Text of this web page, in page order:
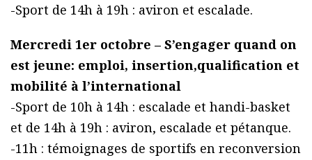
-Sport de 14h à 19h : aviron et escalade.
Mercredi 1er octobre – S’engager quand on
est jeune: emploi, insertion,qualification et
mobilité à l’international
-Sport de 10h à 14h : escalade et handi-basket
et de 14h à 19h : aviron, escalade et pétanque.
-11h : témoignages de sportifs en reconversion